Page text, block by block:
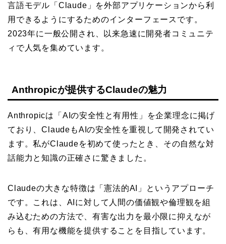
言語モデル「Claude」を外部アプリケーションから利
用できるようにするためのインターフェースです。
2023年に一般公開され、以来急速に開発者コミュニテ
ィで人気を集めています。
Anthropicが提供するClaudeの魅力
Anthropicは「AIの安全性と有用性」を企業理念に掲げ
ており、ClaudeもAIの安全性を重視して開発されてい
ます。私がClaudeを初めて使ったとき、その自然な対
話能力と知識の正確さに驚きました。
Claudeの大きな特徴は「憲法的AI」というアプローチ
です。これは、AIに対して人間の価値観や倫理観を組
み込むための方法で、有害な出力を最小限に抑えなが
らも、有用な機能を提供することを目指しています。